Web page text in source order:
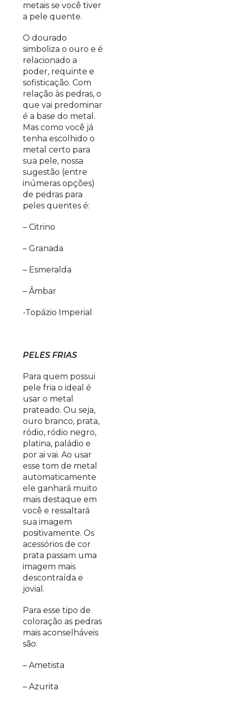
metais se você tiver
a pele quente.
O dourado
simboliza o ouro e é
relacionado a
poder, requinte e
sofisticação. Com
relação às pedras, o
que vai predominar
é a base do metal.
Mas como você já
tenha escolhido o
metal certo para
sua pele, nossa
sugestão (entre
inúmeras opções)
de pedras para
peles quentes é:
– Citrino
– Granada
– Esmeralda
– Âmbar
-Topázio Imperial
PELES FRIAS
Para quem possui
pele fria o ideal é
usar o metal
prateado. Ou seja,
ouro branco, prata,
ródio, ródio negro,
platina, paládio e
por ai vai. Ao usar
esse tom de metal
automaticamente
ele ganhará muito
mais destaque em
você e ressaltará
sua imagem
positivamente. Os
acessórios de cor
prata passam uma
imagem mais
descontraída e
jovial.
Para esse tipo de
coloração as pedras
mais aconselháveis
são:
– Ametista
– Azurita